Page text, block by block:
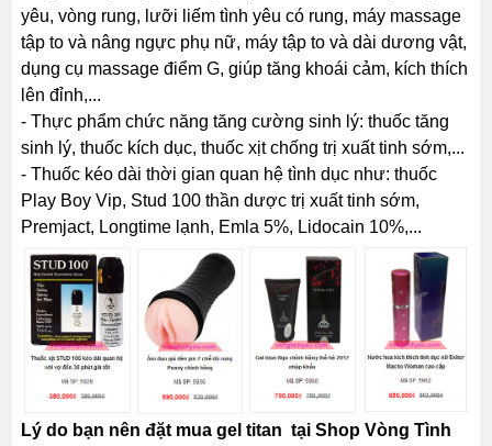
yêu, vòng rung, lưỡi liếm tình yêu có rung, máy massage
tập to và nâng ngực phụ nữ, máy tập to và dài dương vật,
dụng cụ massage điểm G, giúp tăng khoái cảm, kích thích
lên đỉnh,...
- Thực phẩm chức năng tăng cường sinh lý: thuốc tăng
sinh lý, thuốc kích dục, thuốc xịt chống trị xuất tinh sớm,...
- Thuốc kéo dài thời gian quan hệ tình dục như: thuốc
Play Boy Vip, Stud 100 thần dược trị xuất tinh sớm,
Premjact, Longtime lạnh, Emla 5%, Lidocain 10%,...
Lý do bạn nên đặt mua gel titan tại Shop Vòng Tình